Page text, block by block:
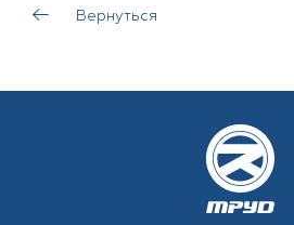
Вернуться